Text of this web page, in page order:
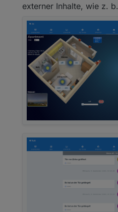
externer Inhalte, wie z.